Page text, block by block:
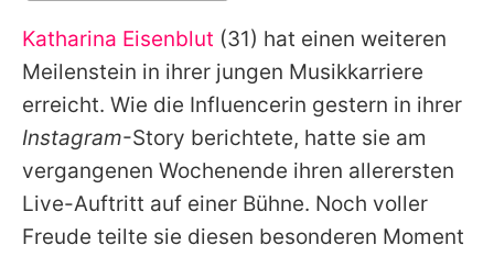
Alle Themen auf Promiflash
Jobs
App runterladen
Team
Katharina Eisenblut (31) hat einen weiteren
Meilenstein in ihrer jungen Musikkarriere
erreicht. Wie die Influencerin gestern in ihrer
Instagram-Story berichtete, hatte sie am
vergangenen Wochenende ihren allerersten
Live-Auftritt auf einer Bühne. Noch voller
Freude teilte sie diesen besonderen Moment